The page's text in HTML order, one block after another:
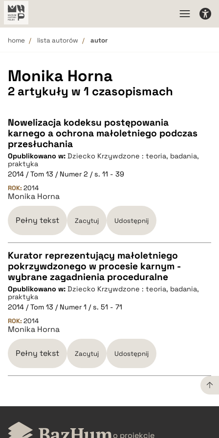
home lista autorów autor
Monika Horna
2 artykuły w 1 czasopismach
Nowelizacja kodeksu postępowania
karnego a ochrona małoletniego podczas
przesłuchania
Opublikowano w: Dziecko Krzywdzone : teoria, badania,
praktyka
2014 / Tom 13 / Numer 2 / s. 11 - 39
ROK: 2014
Monika Horna
Pełny tekst Zacytuj Udostępnij
CZYSTY TEKST
pobierz cytat
BIBTEX
pobierz cytat
Kurator reprezentujący małoletniego
pokrzywdzonego w procesie karnym -
wybrane zagadnienia proceduralne
Opublikowano w: Dziecko Krzywdzone : teoria, badania,
praktyka
2014 / Tom 13 / Numer 1 / s. 51 - 71
ROK: 2014
Monika Horna
Pełny tekst Zacytuj Udostępnij
CZYSTY TEKST
pobierz cytat o projekcie